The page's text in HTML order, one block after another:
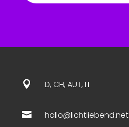
 D, CH, AUT, IT
 hallo@lichtliebend.net